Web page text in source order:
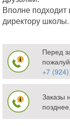
Вполне
директору школы.
Перед
+7
Заказы